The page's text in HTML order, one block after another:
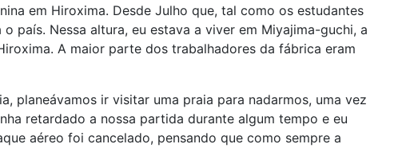
em Hiroxima. Desde Julho que, tal como os estudantes
país. Nessa altura, eu estava a viver em Miyajima-guchi, a
A maior parte dos trabalhadores da fábrica eram
planeávamos ir visitar uma praia para nadarmos, uma vez
retardado a nossa partida durante algum tempo e eu
aéreo foi cancelado, pensando que como sempre a